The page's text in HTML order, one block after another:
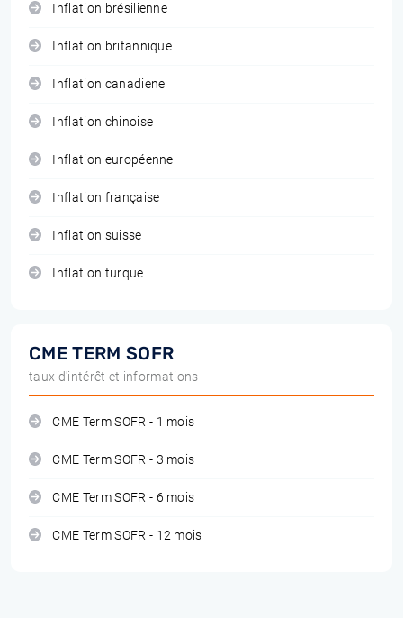
Inflation brésilienne
Inflation britannique
Inflation canadiene
Inflation chinoise
Inflation européenne
Inflation française
Inflation suisse
Inflation turque
CME TERM SOFR
taux d'intérêt et informations
CME Term SOFR - 1 mois
CME Term SOFR - 3 mois
CME Term SOFR - 6 mois
CME Term SOFR - 12 mois